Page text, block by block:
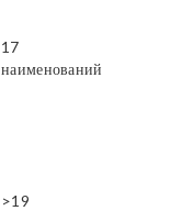
17
наименований
>19